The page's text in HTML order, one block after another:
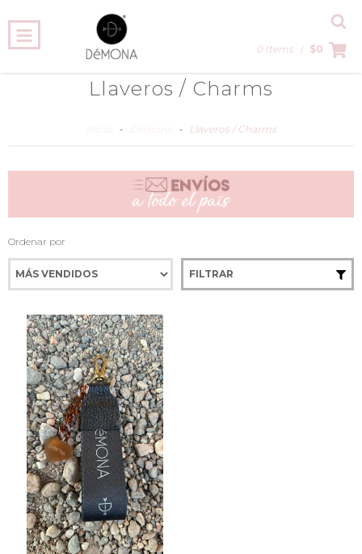
0 Items | $0
Llaveros / Charms
- - Llaveros / Charms
Ordenar por
FILTRAR